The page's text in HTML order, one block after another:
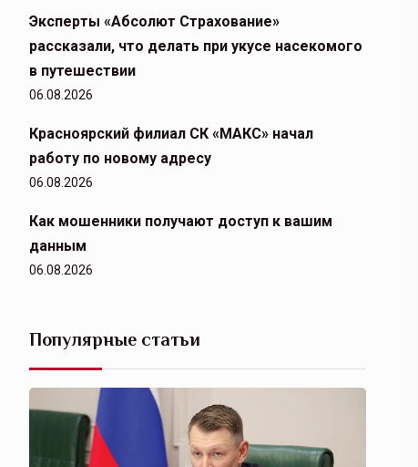
Эксперты «Абсолют Страхование»
рассказали, что делать при укусе насекомого
в путешествии
06.08.2026
Красноярский филиал СК «МАКС» начал
работу по новому адресу
06.08.2026
Как мошенники получают доступ к вашим
данным
06.08.2026
Популярные статьи